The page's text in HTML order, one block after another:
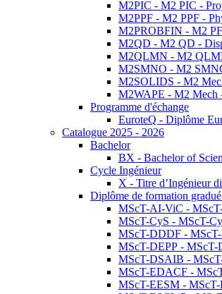
M2PIC - M2 PIC -
M2PPF - M2 PPF -
M2PROBFIN - M2
M2QD - M2 QD -
M2QLMN - M2
M2SMNO - M2
M2SOLIDS - M2
M2WAPE - M2 Mech
Programme d'échange
EuroteQ - Diplôme
Catalogue 2025 - 2026
Bachelor
BX - Bachelor of
Cycle Ingénieur
X - Titre d’Ingénieur
Diplôme de formation
MScT-AI-ViC -
MScT-CyS - MScT-
MScT-DDDF -
MScT-DEPP - MScT-
MScT-DSAIB -
MScT-EDACF -
MScT-EESM - MScT-